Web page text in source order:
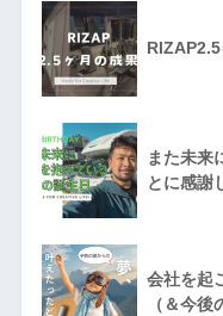
また未来
とに感謝
会社を起
（＆今後